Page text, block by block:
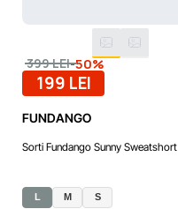
399 LEI-50%
199 LEI
FUNDANGO
Sorti Fundango Sunny Sweatshort
L M S